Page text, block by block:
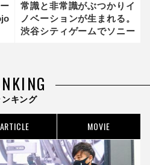
常識と非常識がぶつかりイ
ノベーションが生まれる。
渋谷シティゲームでソニー
ンキング
ARTICLE MOVIE